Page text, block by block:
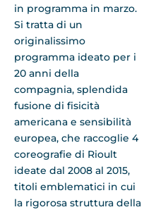
in programma in marzo.
Si tratta di un
originalissimo
programma ideato per i
20 anni della
compagnia, splendida
fusione di fisicità
americana e sensibilità
europea, che raccoglie 4
coreo­grafie di Rioult
ideate dal 2008 al 2015,
titoli emblematici in cui
la rigorosa struttura della